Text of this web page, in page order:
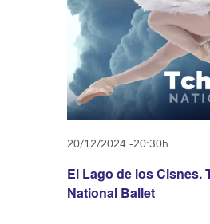
El Lago de los Cisnes.
National Ballet
20/12/2024 -20:30h